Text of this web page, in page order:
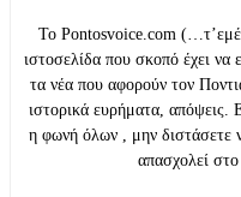
Το Pontosvoice.com
ιστοσελίδα που σκοπό έχει να
τα νέα που αφορούν τον
ιστορικά ευρήματα, απόψεις.
η φωνή όλων , μην διστάσετε
απασχολεί